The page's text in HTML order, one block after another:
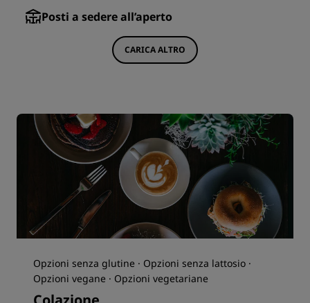
Posti a sedere all’aperto
CARICA ALTRO
Opzioni senza glutine · Opzioni senza lattosio ·
Opzioni vegane · Opzioni vegetariane